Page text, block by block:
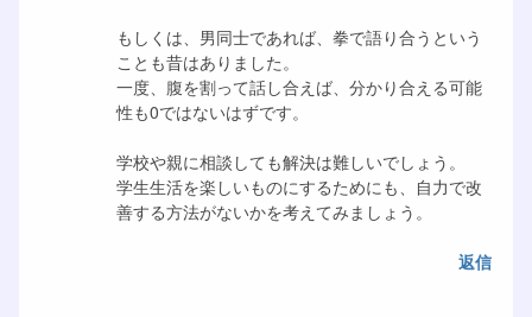
もしくは、男同士であれば、拳で語り合うという
ことも昔はありました。
一度、腹を割って話し合えば、分かり合える可能
性も0ではないはずです。
学校や親に相談しても解決は難しいでしょう。
学生生活を楽しいものにするためにも、自力で改
善する方法がないかを考えてみましょう。
返信